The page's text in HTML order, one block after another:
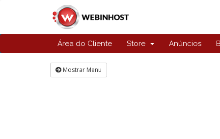
Área do Cliente Store Anúncios
Mostrar Menu